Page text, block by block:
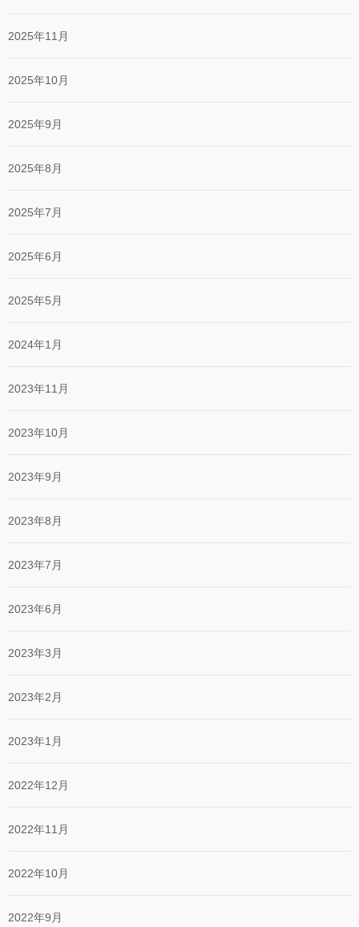
2025年11月
2025年10月
2025年9月
2025年8月
2025年7月
2025年6月
2025年5月
2024年1月
2023年11月
2023年10月
2023年9月
2023年8月
2023年7月
2023年6月
2023年3月
2023年2月
2023年1月
2022年12月
2022年11月
2022年10月
2022年9月